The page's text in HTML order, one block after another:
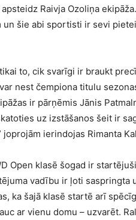
Raivja Ozoliņa
un šie abi sportisti ir sevi
to, cik svarīgi ir braukt
nest čempiona titulu
ir pārņēmis Jānis
uz izstāšanos šeit ir
joprojām ierindojas Rimanta
Open klasē šogad ir
vadību ir ļoti
ka šajā klasē startē arī
ar vienu domu – uzvarēt.